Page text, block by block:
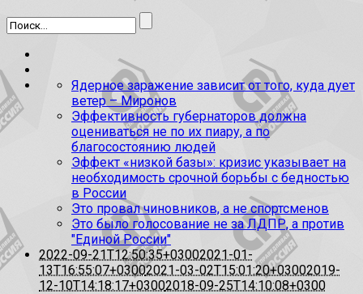
Ядерное заражение зависит от того, куда дует
ветер – Миронов
Эффективность губернаторов должна
оцениваться не по их пиару, а по
благосостоянию людей
Эффект «низкой базы»: кризис указывает на
необходимость срочной борьбы с бедностью
в России
Это провал чиновников, а не спортсменов
Это было голосование не за ЛДПР, а против
"Единой России"
2022-09-21T12:50:35+03002021-01-
13T16:55:07+03002021-03-02T15:01:20+03002019-
12-10T14:18:17+03002018-09-25T14:10:08+0300